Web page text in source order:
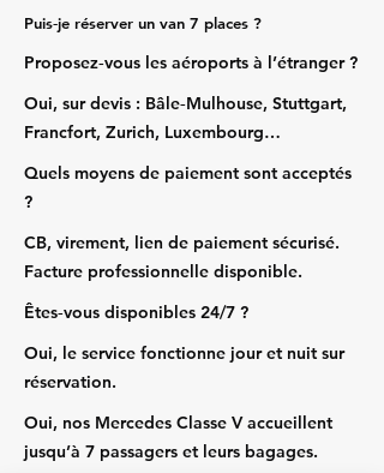
Puis‑je réserver un van 7 places ?
Proposez‑vous les aéroports à l’étranger ?
Oui, sur devis : Bâle‑Mulhouse, Stuttgart,
Francfort, Zurich, Luxembourg…
Quels moyens de paiement sont acceptés
?
CB, virement, lien de paiement sécurisé.
Facture professionnelle disponible.
Êtes‑vous disponibles 24/7 ?
Oui, le service fonctionne jour et nuit sur
réservation.
Oui, nos Mercedes Classe V accueillent
jusqu’à 7 passagers et leurs bagages.